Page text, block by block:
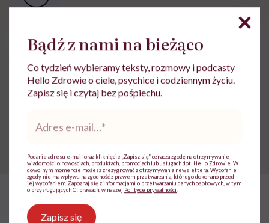
Udostępnij
mięso mrożonki
HelloZdrowie: Odżywianie
Bądź z nami na bieżąco
Co tydzień wybieramy teksty, rozmowy i podcasty
Hello Zdrowie o ciele, psychice i codziennym życiu.
Zapisz się i czytaj bez pośpiechu.
*
Podanie adresu e-mail oraz kliknięcie „Zapisz się” oznacza zgodę na otrzymywanie
wiadomości o nowościach, produktach, promocjach lub usługach dot. Hello Zdrowie. W
dowolnym momencie możesz zrezygnować z otrzymywania newslettera. Wycofanie
zgody nie ma wpływu na zgodność z prawem przetwarzania, którego dokonano przed
jej wycofaniem. Zapoznaj się z informacjami o przetwarzaniu danych osobowych, w tym
o przysługujących Ci prawach, w naszej Polityce prywatności
Zapisz się